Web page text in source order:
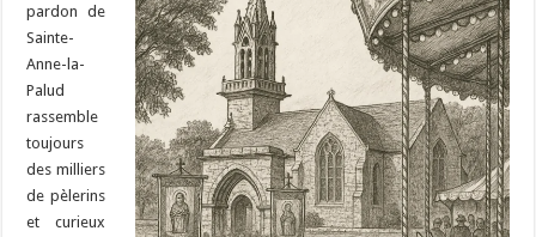
pardon de
Sainte-
Anne-la-
Palud
rassemble
toujours
des milliers
de pèlerins
et curieux